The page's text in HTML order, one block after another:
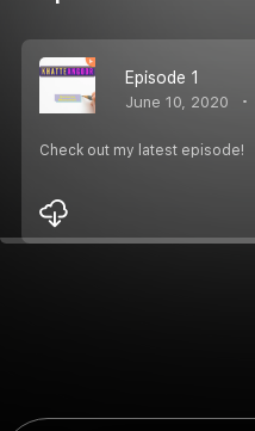
Episode 1
June 10, 2020
Check out my latest episode!